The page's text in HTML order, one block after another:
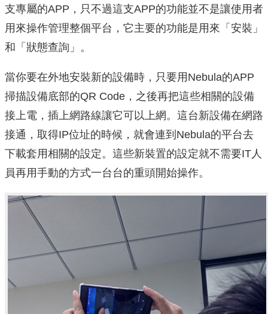
支專屬的APP，只不過這支APP的功能並不是讓使用者
用來操作管理整個平台，它主要的功能是用來「安裝」
和「狀態查詢」。
當你要在外地安裝新的設備時，只要用Nebula的APP
掃描設備底部的QR Code，之後再把這些相關的設備
接上電，插上網路線讓它可以上網。這台新設備在網路
接通，取得IP位址的時候，就會連到Nebula的平台去
下載套用相關的設定。這些新裝置的設定就不需要IT人
員再用手動的方式一台台的重頭開始操作。